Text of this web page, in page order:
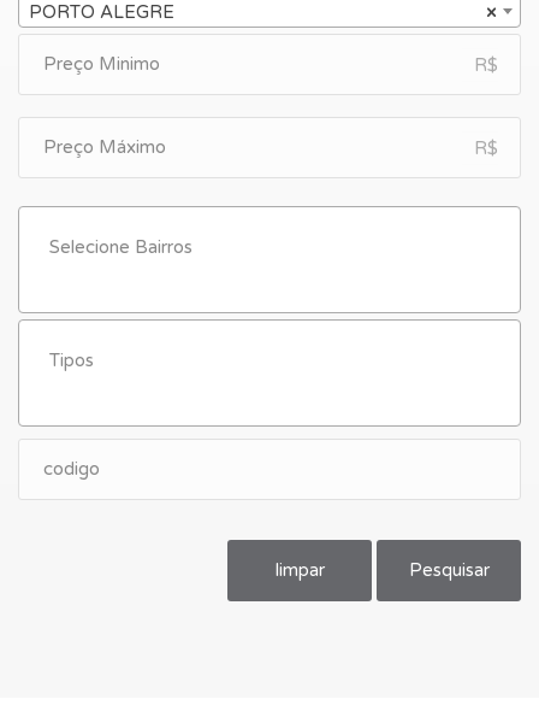
×
PORTO ALEGRE
R$
R$
limpar Pesquisar